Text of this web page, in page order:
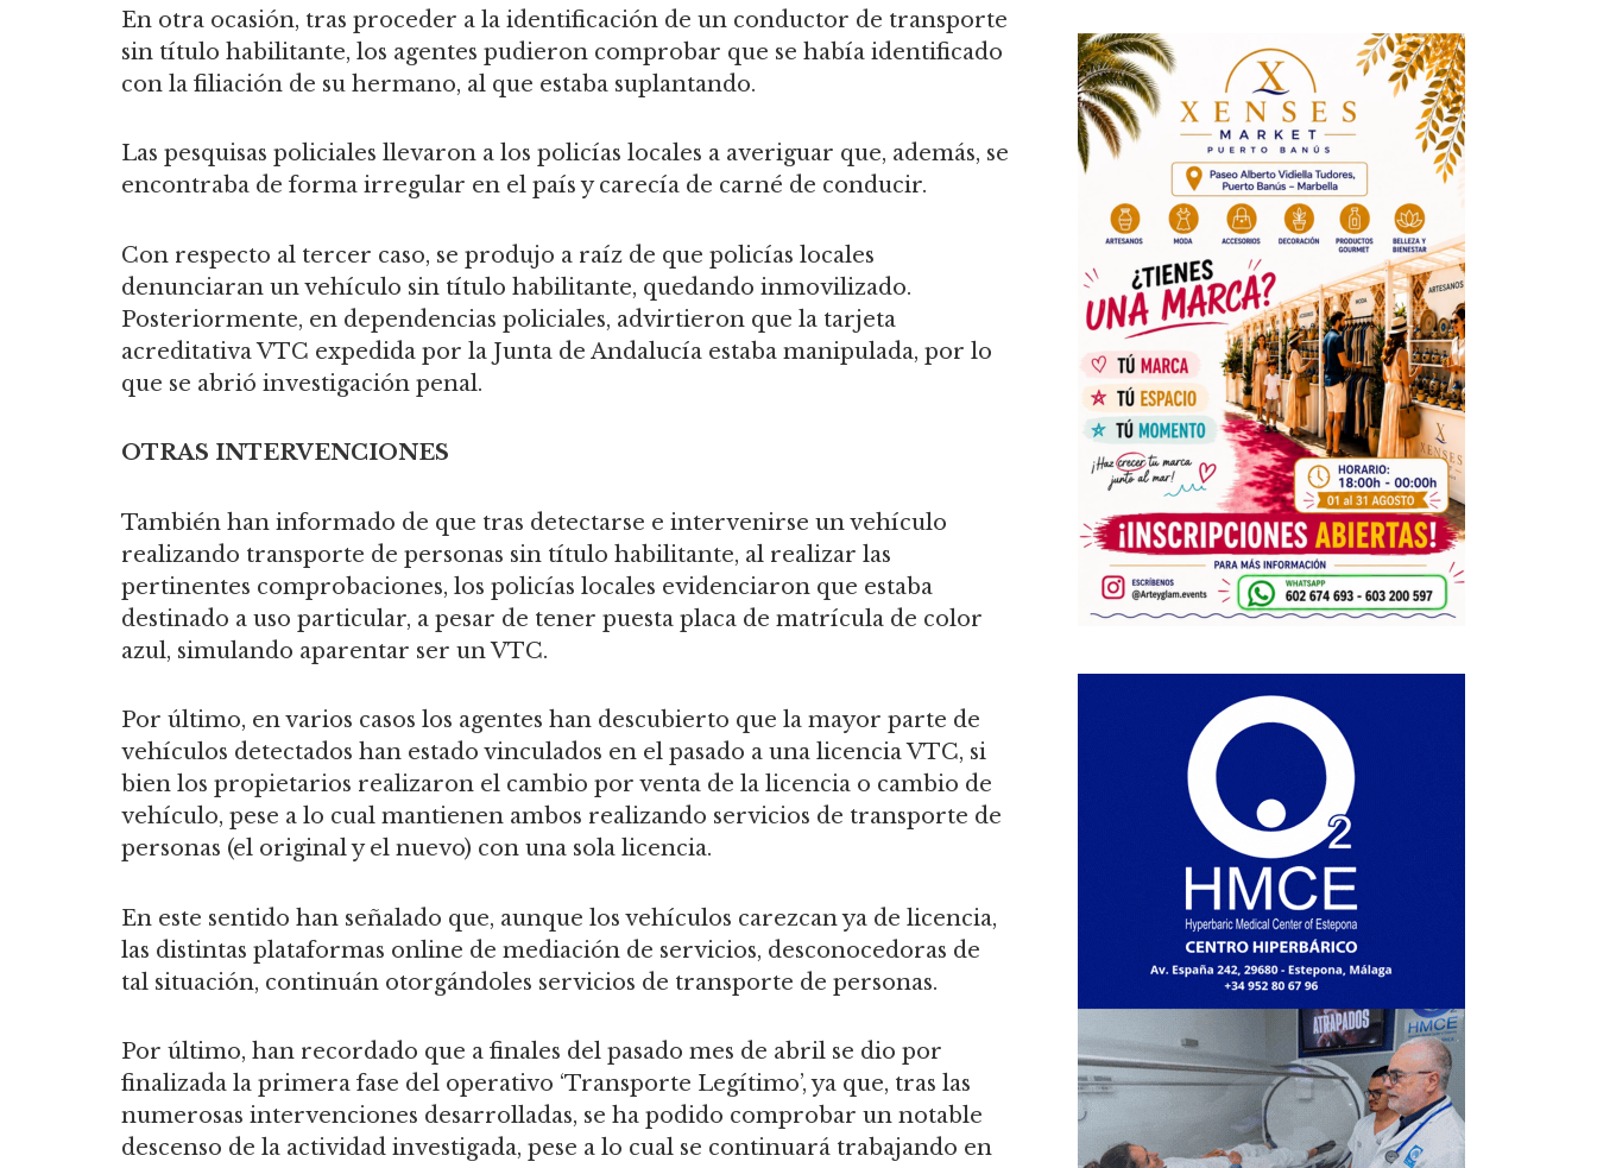
En otra ocasión, tras proceder a la identificación de un conductor de transporte
sin título habilitante, los agentes pudieron comprobar que se había identificado
con la filiación de su hermano, al que estaba suplantando.
Las pesquisas policiales llevaron a los policías locales a averiguar que, además, se
encontraba de forma irregular en el país y carecía de carné de conducir.
Con respecto al tercer caso, se produjo a raíz de que policías locales
denunciaran un vehículo sin título habilitante, quedando inmovilizado.
Posteriormente, en dependencias policiales, advirtieron que la tarjeta
acreditativa VTC expedida por la Junta de Andalucía estaba manipulada, por lo
que se abrió investigación penal.
OTRAS INTERVENCIONES
También han informado de que tras detectarse e intervenirse un vehículo
realizando transporte de personas sin título habilitante, al realizar las
pertinentes comprobaciones, los policías locales evidenciaron que estaba
destinado a uso particular, a pesar de tener puesta placa de matrícula de color
azul, simulando aparentar ser un VTC.
Por último, en varios casos los agentes han descubierto que la mayor parte de
vehículos detectados han estado vinculados en el pasado a una licencia VTC, si
bien los propietarios realizaron el cambio por venta de la licencia o cambio de
vehículo, pese a lo cual mantienen ambos realizando servicios de transporte de
personas (el original y el nuevo) con una sola licencia.
En este sentido han señalado que, aunque los vehículos carezcan ya de licencia,
las distintas plataformas online de mediación de servicios, desconocedoras de
tal situación, continuán otorgándoles servicios de transporte de personas.
Por último, han recordado que a finales del pasado mes de abril se dio por
finalizada la primera fase del operativo ‘Transporte Legítimo’, ya que, tras las
numerosas intervenciones desarrolladas, se ha podido comprobar un notable
descenso de la actividad investigada, pese a lo cual se continuará trabajando en